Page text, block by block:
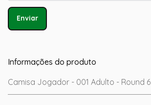
Enviar
Informações do produto
Camisa Jogador - 001 Adulto - Round 6